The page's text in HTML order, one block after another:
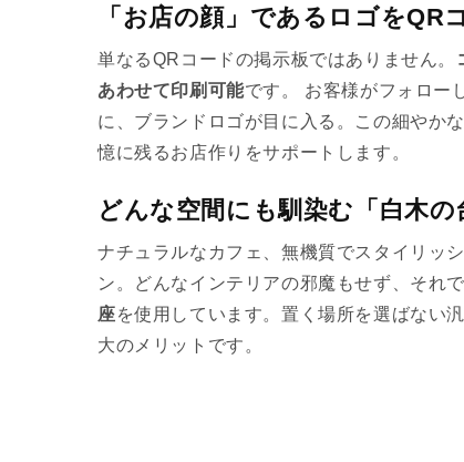
「お店の顔」であるロゴをQR
単なるQRコードの掲示板ではありません。
あわせて印刷可能です。 お客様がフォロー
に、ブランドロゴが目に入る。この細やか
憶に残るお店作りをサポートします。
どんな空間にも馴染む「白木の
ナチュラルなカフェ、無機質でスタイリッ
ン。どんなインテリアの邪魔もせず、それ
座を使用しています。置く場所を選ばない
大のメリットです。